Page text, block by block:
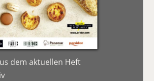
dem aktuellen Heft